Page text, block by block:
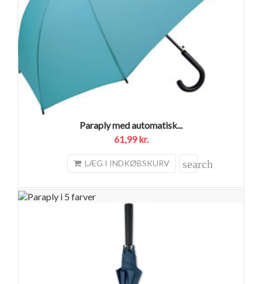
Paraply med automatisk...
61,99 kr.
LÆG I INDKØBSKURV search